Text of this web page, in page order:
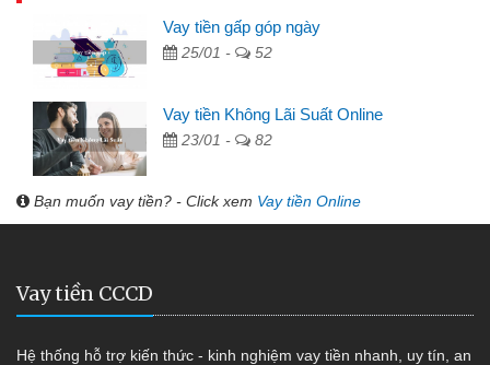
Vay tiền gấp góp ngày
25/01 - 52
Vay tiền Không Lãi Suất Online
23/01 - 82
Bạn muốn vay tiền? - Click xem Vay tiền Online
Vay tiền CCCD
Hệ thống hỗ trợ kiến thức - kinh nghiệm vay tiền nhanh, uy tín, an